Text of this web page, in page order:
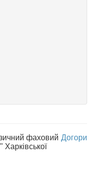
Догори
фаховий